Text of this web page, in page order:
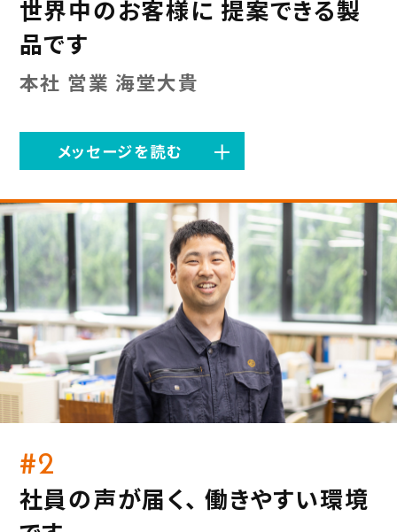
世界中のお客様に 提案できる製
品です
本社 営業 海堂大貴
メッセージを読む
#2
社員の声が届く、 働きやすい環境